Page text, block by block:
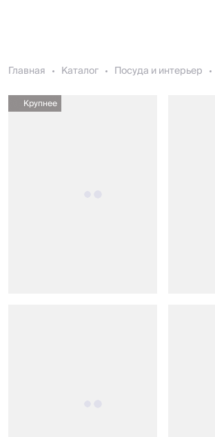
Главная Каталог Посуда и интерьер
Крупнее